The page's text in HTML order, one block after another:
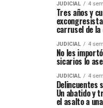
JUDICIAL 4
Tres años y
carrusel de
JUDICIAL 4
No les
sicarios lo
JUDICIAL 4
Delincuentes
Un abatido y
el asalto a